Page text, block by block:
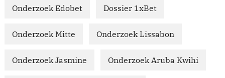
Onderzoek Edobet Dossier 1xBet
Onderzoek Mitte Onderzoek Lissabon
Onderzoek Jasmine Onderzoek Aruba Kwihi